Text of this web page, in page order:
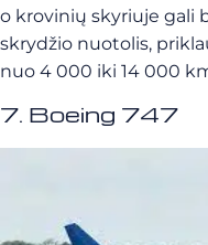
o krovinių skyriuje gali
skrydžio nuotolis,
nuo 4 000 iki 14 000
7. Boeing 747